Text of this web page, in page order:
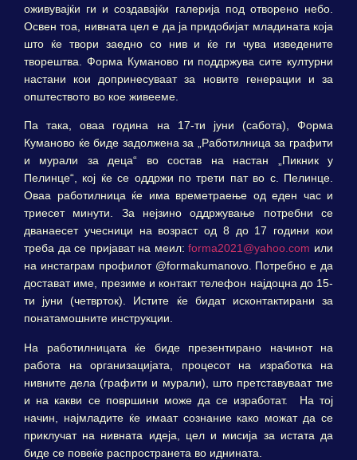
оживувајќи ги и создавајќи галерија под отворено небо.
Освен тоа, нивната цел е да ја придобијат младината која
што ќе твори заедно со нив и ќе ги чува изведените
творештва. Форма Куманово ги поддржува сите културни
настани кои допринесуваат за новите генерации и за
општеството во кое живееме.
Па така, оваа година на 17-ти јуни (сабота), Форма
Куманово ќе биде задолжена за „Работилница за графити
и мурали за деца“ во состав на настан „Пикник у
Пелинце“, кој ќе се оддржи по трети пат во с. Пелинце.
Оваа работилница ќе има времетраење од еден час и
триесет минути. За нејзино оддржување потребни се
дванаесет учесници на возраст од 8 до 17 години кои
треба да се пријават на меил:forma2021@yahoo.com или
на инстаграм профилот @formakumanovo. Потребно е да
достават име, презиме и контакт телефон најдоцна до 15-
ти јуни (четврток). Истите ќе бидат исконтактирани за
понатамошните инструкции.
На работилницата ќе биде презентирано начинот на
работа на организацијата, процесот на изработка на
нивните дела (графити и мурали), што претставуваат тие
и на какви се површини може да се изработат. На тој
начин, најмладите ќе имаат сознание како можат да се
приклучат на нивната идеја, цел и мисија за истата да
биде се повеќе распространета во иднината.